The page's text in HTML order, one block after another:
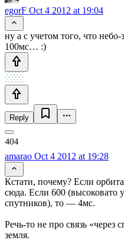
egorF Oct 4 2012 at 19:04
ну а с учетом того, что
100мс… :)
Reply
amarao Oct 4 2012 at 19:28
Кстати, почему? Если
сюда. Если 600 (высоковато
спутников), то — 4мс.
Речь-то не про связь «через
земля.